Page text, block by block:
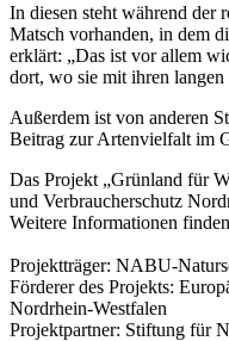
In diesen steht während der
Matsch vorhanden, in dem
erklärt: „Das ist vor allem
dort, wo sie mit ihren
Außerdem ist von anderen
Beitrag zur Artenvielfalt im
Das Projekt „Grünland für
und Verbraucherschutz
Weitere Informationen
Projektträger: NABU-
Förderer des Projekts:
Nordrhein-Westfalen
Projektpartner: Stiftung für